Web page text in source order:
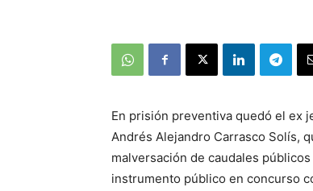
En prisión preventiva quedó el ex
Andrés Alejandro Carrasco Solís,
malversación de caudales
instrumento público en concurso